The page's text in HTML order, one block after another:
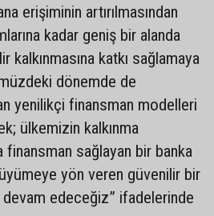
erişiminin artırılmasından
kadar geniş bir alanda
katkı sağlamaya
dönemde de
yenilikçi finansman modelleri
ülkemizin kalkınma
finansman sağlayan bir banka
yön veren güvenilir bir
edeceğiz” ifadelerinde